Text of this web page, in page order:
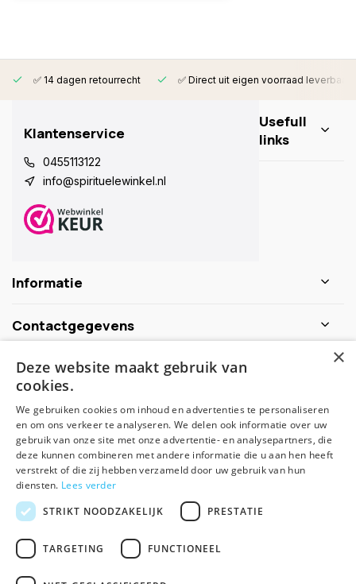
✅ 14 dagen retourrecht ✅ Direct uit eigen voorraad leverbaar
Klantenservice
0455113122
info@spirituelewinkel.nl
Usefull
links
Informatie
Contactgegevens
Schijf je nu in voor de nieuwsbrief
Abonneer
×
Deze website maakt gebruik van
cookies.
We gebruiken cookies om inhoud en advertenties te personaliseren
en om ons verkeer te analyseren. We delen ook informatie over uw
gebruik van onze site met onze advertentie- en analysepartners, die
deze kunnen combineren met andere informatie die u aan hen heeft
verstrekt of die zij hebben verzameld door uw gebruik van hun
diensten. Lees verder
STRIKT NOODZAKELIJK
PRESTATIE
TARGETING FUNCTIONEEL